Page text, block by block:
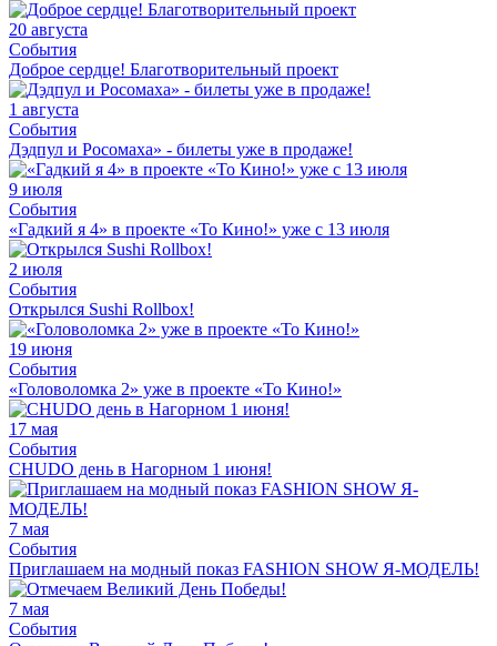
20 августа
События
Доброе сердце! Благотворительный проект
1 августа
События
Дэдпул и Росомаха» - билеты уже в продаже!
9 июля
События
«Гадкий я 4» в проекте «То Кино!» уже с 13 июля
2 июля
События
Открылся Sushi Rollbox!
19 июня
События
«Головоломка 2» уже в проекте «То Кино!»
17 мая
События
CHUDO день в Нагорном 1 июня!
7 мая
События
Приглашаем на модный показ FASHION SHOW Я-МОДЕЛЬ!
7 мая
События